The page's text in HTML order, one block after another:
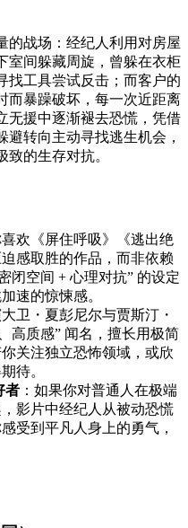
的战场：经纪人利用对房屋
室间躲藏周旋，曾躲在衣柜
找工具尝试反击；而客户的
而暴躁破坏，每一次近距离
无援中逐渐褪去恐慌，凭借
转向主动寻找逃生机会，
的生存对抗。
喜欢《屏住呼吸》《逃出绝
感取胜的作品，而非依赖
闭空间 + 心理对抗” 的设定
速的惊悚感。
大卫・夏彭尼尔与贾斯汀・
高质感” 闻名，擅长用极简
关注独立恐怖领域，或欣
待。
者 ：如果你对普通人在极端
影片中经纪人从被动恐慌
受到平凡人身上的勇气，